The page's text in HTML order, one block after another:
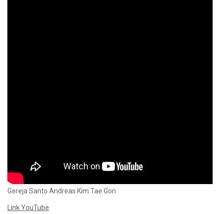
Gereja Santo Andreas Kim Tae Gon
Link YouTube